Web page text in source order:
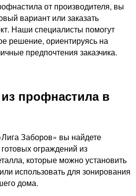
от производителя, вы
вариант или заказать
Наши специалисты помогут
решение, ориентируясь на
предпочтения заказчика.
профнастила в
Заборов» вы найдете
ограждений из
которые можно установить
использовать для зонирования
дома.